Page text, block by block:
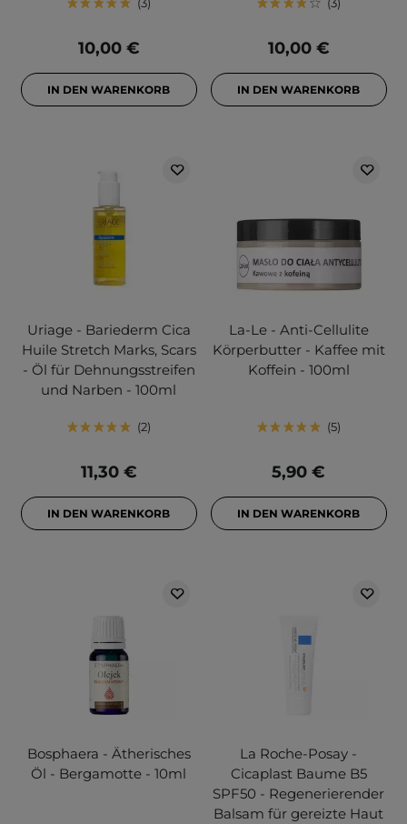
3
10,00 €
IN DEN WARENKORB
3
10,00 €
IN DEN WARENKORB
Uriage - Bariederm Cica
Huile Stretch Marks, Scars
- Öl für Dehnungsstreifen
und Narben - 100ml
2
11,30 €
IN DEN WARENKORB
La-Le - Anti-Cellulite
Körperbutter - Kaffee mit
Koffein - 100ml
5
5,90 €
IN DEN WARENKORB
Bosphaera - Ätherisches
Öl - Bergamotte - 10ml
La Roche-Posay -
Cicaplast Baume B5
SPF50 - Regenerierender
Balsam für gereizte Haut